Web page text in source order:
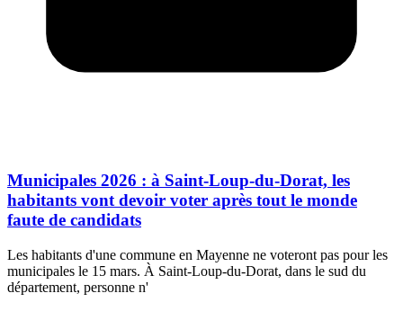
Municipales 2026 : à Saint-Loup-du-Dorat, les
habitants vont devoir voter après tout le monde
faute de candidats
Les habitants d'une commune en Mayenne ne voteront pas pour les
municipales le 15 mars. À Saint-Loup-du-Dorat, dans le sud du
département, personne n'